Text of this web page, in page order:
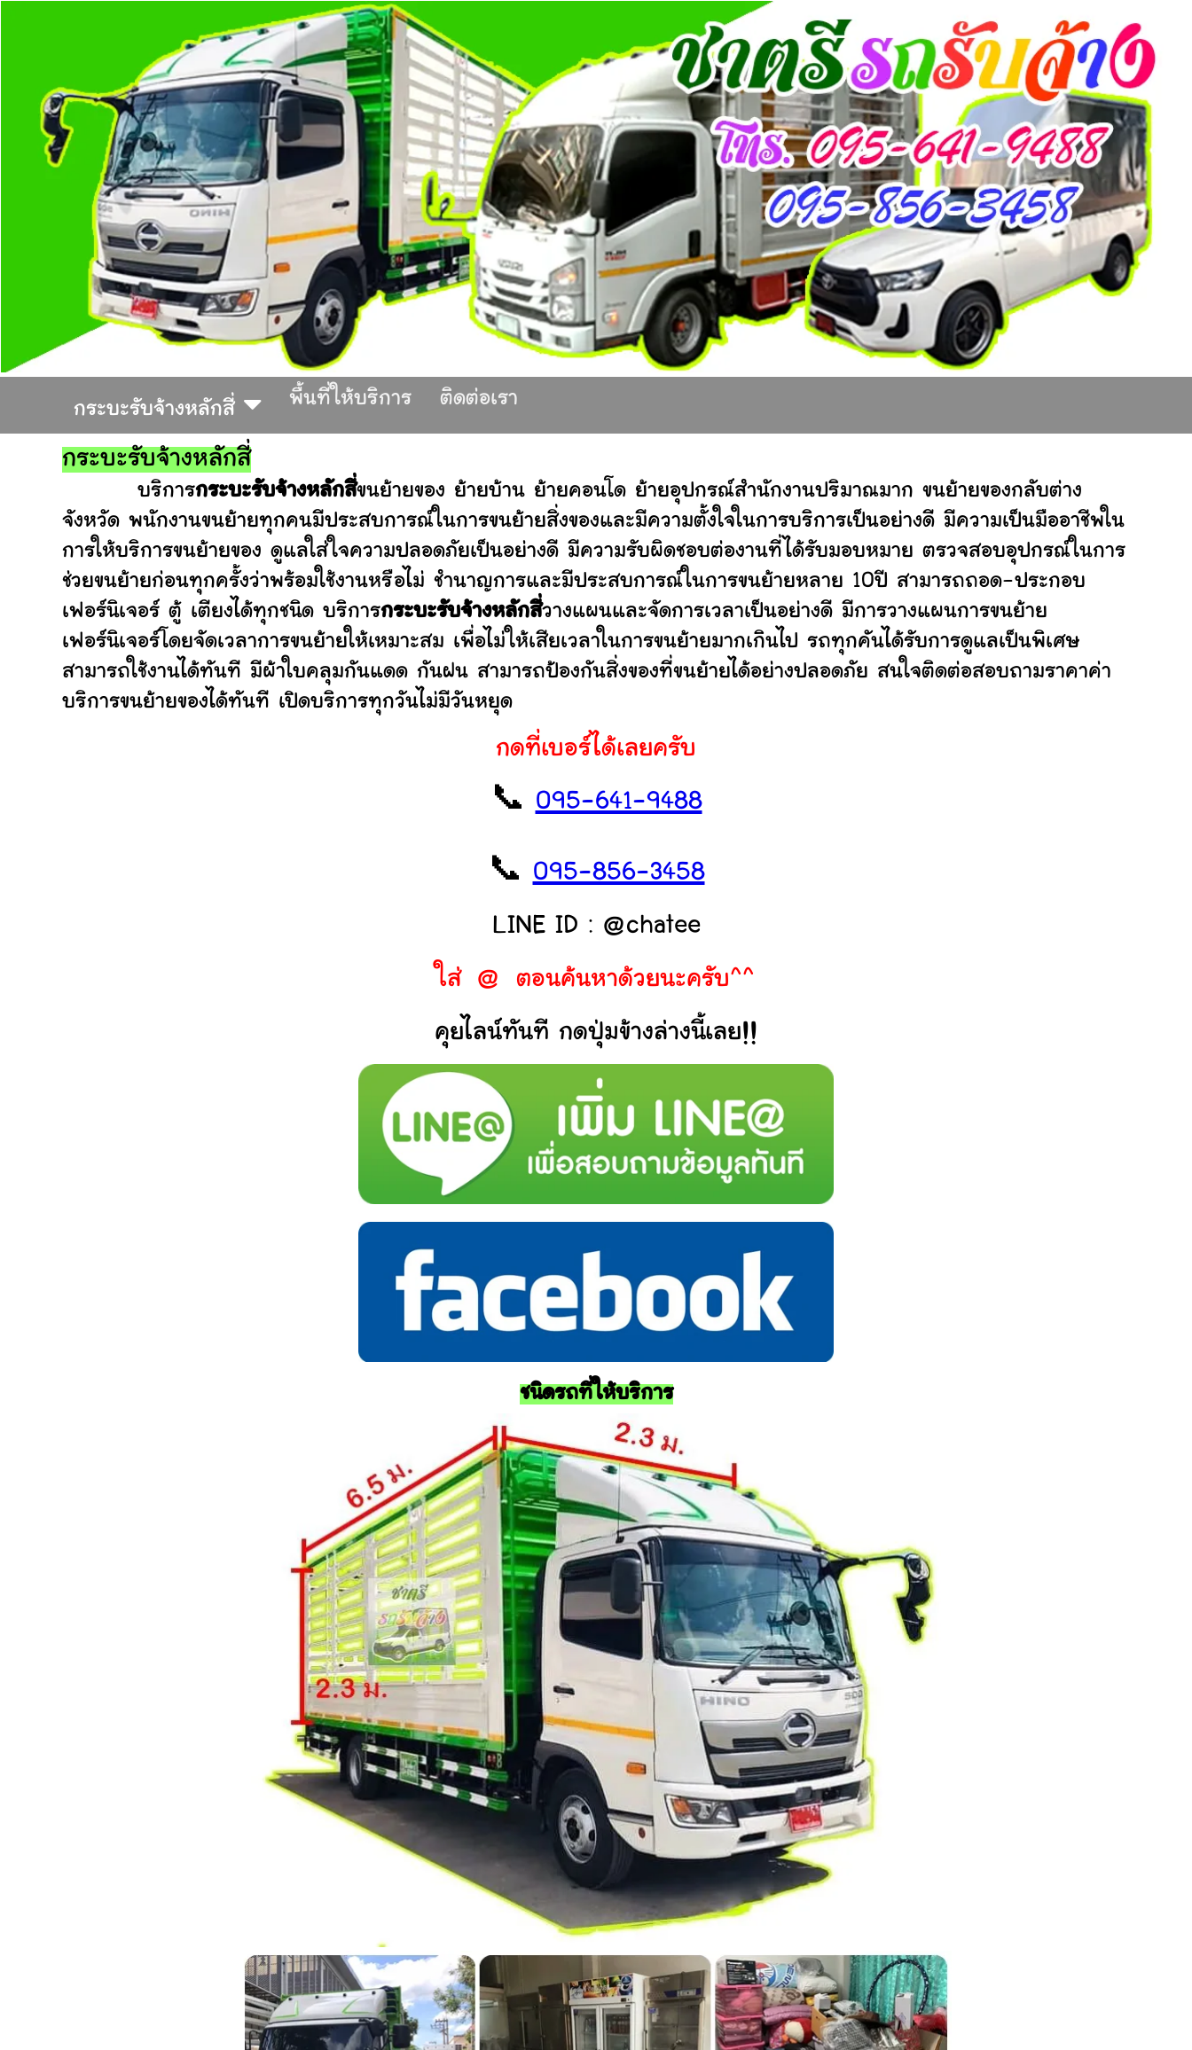
กระบะรับจ้างหลักสี่
พื้นที่ให้บริการ ติดต่อเรา
กระบะรับจ้างหลักสี่
บริการกระบะรับจ้างหลักสี่ขนย้ายของ ย้ายบ้าน ย้ายคอนโด ย้ายอุปกรณ์สำนักงานปริมาณมาก ขนย้ายของกลับต่าง
จังหวัด พนักงานขนย้ายทุกคนมีประสบการณ์ในการขนย้ายสิ่งของและมีความตั้งใจในการบริการเป็นอย่างดี มีความเป็นมืออาชีพใน
การให้บริการขนย้ายของ ดูแลใส่ใจความปลอดภัยเป็นอย่างดี มีความรับผิดชอบต่องานที่ได้รับมอบหมาย ตรวจสอบอุปกรณ์ในการ
ช่วยขนย้ายก่อนทุกครั้งว่าพร้อมใช้งานหรือไม่ ชำนาญการและมีประสบการณ์ในการขนย้ายหลาย 10ปี สามารถถอด-ประกอบ
เฟอร์นิเจอร์ ตู้ เตียงได้ทุกชนิด บริการกระบะรับจ้างหลักสี่วางแผนและจัดการเวลาเป็นอย่างดี มีการวางแผนการขนย้าย
เฟอร์นิเจอร์โดยจัดเวลาการขนย้ายให้เหมาะสม เพื่อไม่ให้เสียเวลาในการขนย้ายมากเกินไป รถทุกคันได้รับการดูแลเป็นพิเศษ
สามารถใช้งานได้ทันที มีผ้าใบคลุมกันแดด กันฝน สามารถป้องกันสิ่งของที่ขนย้ายได้อย่างปลอดภัย สนใจติดต่อสอบถามราคาค่า
บริการขนย้ายของได้ทันที เปิดบริการทุกวันไม่มีวันหยุด
กดที่เบอร์ได้เลยครับ
📞 095-641-9488
📞 095-856-3458
LINE ID : @chatee
ใส่ @ ตอนค้นหาด้วยนะครับ^^
คุยไลน์ทันที กดปุ่มข้างล่างนี้เลย!!
ชนิดรถที่ให้บริการ